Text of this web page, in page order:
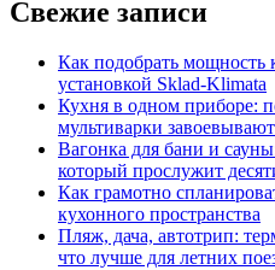
Свежие записи
Как подобрать мощность
установкой Sklad-Klimata
Кухня в одном приборе:
мультиварки
Вагонка для бани и
который прослужит
Как грамотно
кухонного пространства
Пляж, дача, автотрип:
что лучше для летних